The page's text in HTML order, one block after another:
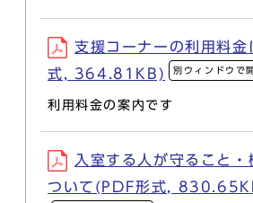
支援コーナーの利用料
式, 364.81KB)
別ウィンドウで
利用料金の案内です
入室する人が守ること・
ついて(PDF形式,